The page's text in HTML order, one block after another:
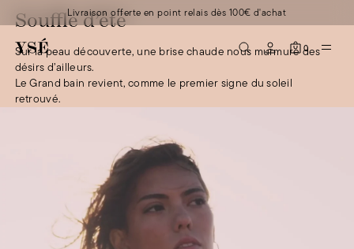
Livraison offerte en point relais dès 100€ d'achat
0
Souffle d’été
Sur la peau découverte, une brise chaude nous murmure des
désirs d’ailleurs.
Le Grand bain revient, comme le premier signe du soleil
retrouvé.